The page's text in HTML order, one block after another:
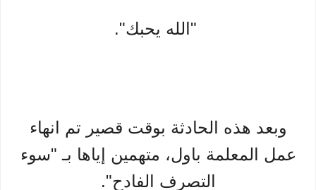
"الله يحبك".
وبعد هذه الحادثة بوقت قصير تم انهاء
عمل المعلمة باول، متهمين إياها بـ "سوء
التصرف الفادح".